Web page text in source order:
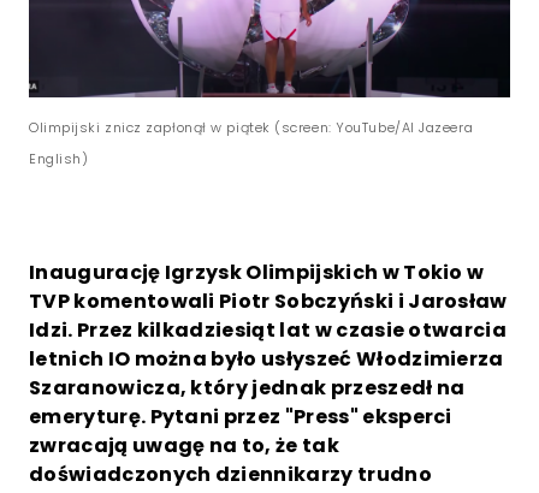
Olimpijski znicz zapłonął w piątek (screen: YouTube/Al Jazeera
English)
Inaugurację Igrzysk Olimpijskich w Tokio w
TVP komentowali Piotr Sobczyński i Jarosław
Idzi. Przez kilkadziesiąt lat w czasie otwarcia
letnich IO można było usłyszeć Włodzimierza
Szaranowicza, który jednak przeszedł na
emeryturę. Pytani przez "Press" eksperci
zwracają uwagę na to, że tak
doświadczonych dziennikarzy trudno